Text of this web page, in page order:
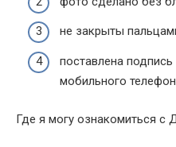
не закрыты
поставлена
мобильного
Где я могу ознакомиться